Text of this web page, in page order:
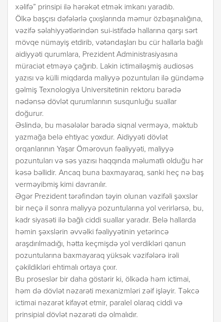
xəlifə” prinsipi ilə hərəkət etmək imkanı yaradıb.
Ölkə başçısı dəfələrlə çıxışlarında məmur özbaşınalığına,
vəzifə səlahiyyətlərindən sui-istifadə hallarına qarşı sərt
mövqe nümayiş etdirib, vətəndaşları bu cür hallarla bağlı
aidiyyəti qurumlara, Prezident Administrasiyasına
müraciət etməyə çağırıb. Lakin ictimailəşmiş audiosəs
yazısı və külli miqdarda maliyyə pozuntuları ilə gündəmə
gəlmiş Texnologiya Universitetinin rektoru barədə
nədənsə dövlət qurumlarının susqunluğu suallar
doğurur.
Əslində, bu məsələlər barədə siqnal verməyə, məktub
yazmağa belə ehtiyac yoxdur. Aidiyyəti dövlət
orqanlarının Yaşar Ömərovun fəaliyyəti, maliyyə
pozuntuları və səs yazısı haqqında məlumatlı olduğu hər
kəsə bəllidir. Ancaq buna baxmayaraq, sanki heç nə baş
verməyibmiş kimi davranılır.
Əgər Prezident tərəfindən təyin olunan vəzifəli şəxslər
bir neçə il sonra maliyyə pozuntularına yol verirlərsə, bu,
kadr siyasəti ilə bağlı ciddi suallar yaradır. Belə hallarda
həmin şəxslərin əvvəlki fəaliyyətinin yetərincə
araşdırılmadığı, hətta keçmişdə yol verdikləri qanun
pozuntularına baxmayaraq yüksək vəzifələrə irəli
çəkildikləri ehtimalı ortaya çıxır.
Bu proseslər bir daha göstərir ki, ölkədə həm ictimai,
həm də dövlət nəzarəti mexanizmləri zəif işləyir. Təkcə
ictimai nəzarət kifayət etmir, paralel olaraq ciddi və
prinsipial dövlət nəzarəti də olmalıdır.